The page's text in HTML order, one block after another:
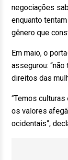
negociações
enquanto
gênero que
Em maio, o
assegurou:
direitos das
“Temos
os valores
ocidentais”,